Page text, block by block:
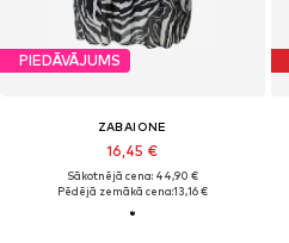
PIEDĀVĀJUMS
ZABAIONE
16,45 €
Sākotnējā cena: 44,90 €
Pēdējā zemākā cena:13,16 €